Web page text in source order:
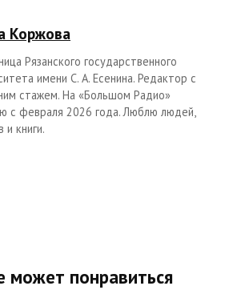
Коржова
Рязанского государственного
имени С. А. Есенина. Редактор с
стажем. На «Большом Радио»
с февраля 2026 года. Люблю людей,
и книги.
может понравиться